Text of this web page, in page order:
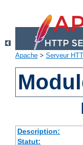
Apache > Serveur
Description:
Statut: